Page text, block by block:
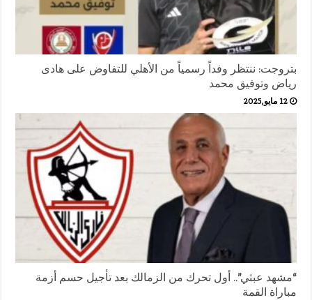
بتروجت: ننتظر وفداً رسمياً من الأهلي للتفاوض على هادى
رياض وتوفيق محمد
12 مايو,2025
“مشهد عبثي”.. أول تحرك من الزمالك بعد تأجيل حسم أزمة
مباراة القمة